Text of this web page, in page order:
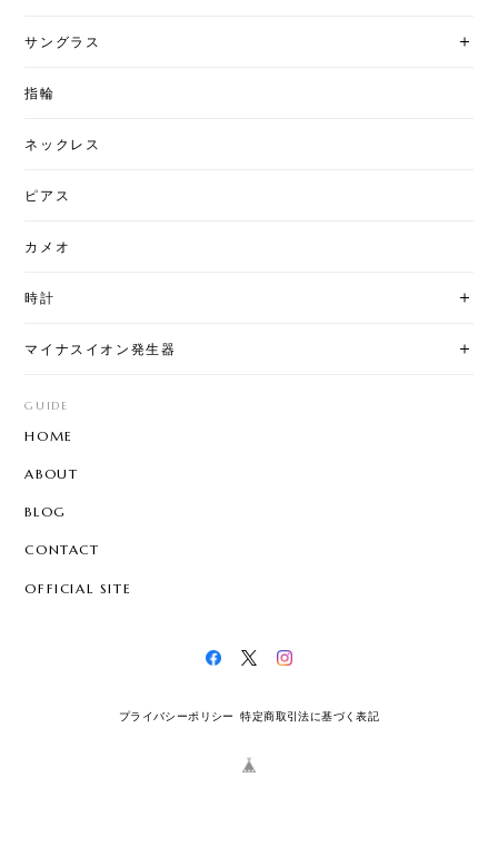
サングラス
指輪
ネックレス
ピアス
カメオ
時計
マイナスイオン発生器
GUIDE
HOME
ABOUT
BLOG
CONTACT
OFFICIAL SITE
プライバシーポリシー 特定商取引法に基づく表記